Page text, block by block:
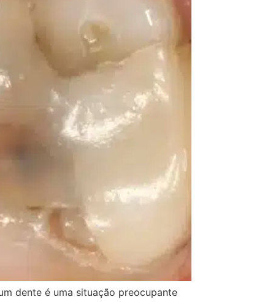
dente é uma situação preocupante